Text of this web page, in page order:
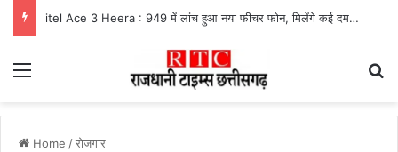
itel Ace 3 Heera : 949 में लांच हुआ नया फीचर फोन, मिलेंगे कई दमदार फीचर्स
Menu
Home /रोजगार